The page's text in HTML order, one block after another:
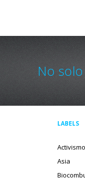
No
LABELS
Asia